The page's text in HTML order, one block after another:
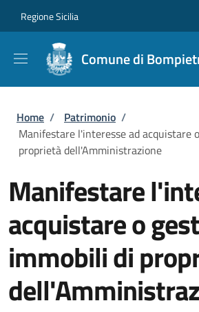
Regione Sicilia
Comune di
Briciole di pane
Home / Patrimonio /
Manifestare l'interesse ad acquistare
proprietà dell'Amministrazione
Manifestare
acquistare o
immobili di